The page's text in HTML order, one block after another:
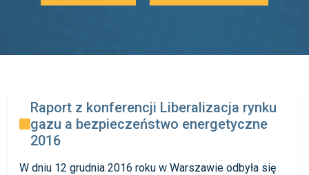
Raport z konferencji Liberalizacja rynku
gazu a bezpieczeństwo energetyczne
2016
W dniu 12 grudnia 2016 roku w Warszawie odbyła się